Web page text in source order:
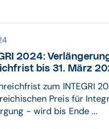
2024:
bis 31. März
zum INTEGRI
Preis für
- wird bis Ende ...